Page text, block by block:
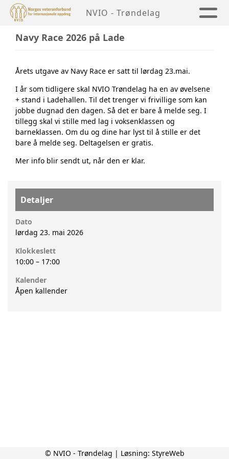
NVIO - Trøndelag
Navy Race 2026 på Lade
Årets utgave av Navy Race er satt til lørdag 23.mai.
I år som tidligere skal NVIO Trøndelag ha en av øvelsene
+ stand i Ladehallen. Til det trenger vi frivillige som kan
jobbe dugnad den dagen. Så det er bare å melde seg. I
tillegg skal vi stille med lag i voksenklassen og
barneklassen. Om du og dine har lyst til å stille er det
bare å melde seg. Deltagelsen er gratis.
Mer info blir sendt ut, når den er klar.
Detaljer
Dato
lørdag 23. mai 2026
Klokkeslett
10:00 – 17:00
Kalender
Åpen kallender
© NVIO - Trøndelag | Løsning: StyreWeb